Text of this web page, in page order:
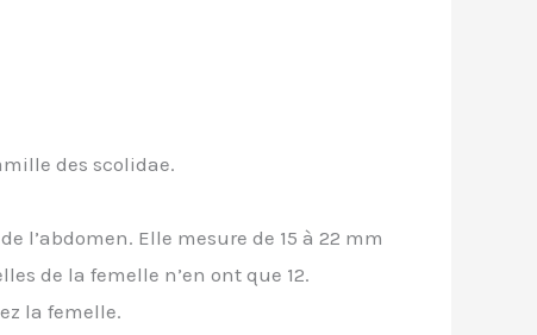
des scolidae.
l’abdomen. Elle mesure de 15 à 22 mm
de la femelle n’en ont que 12.
la femelle.